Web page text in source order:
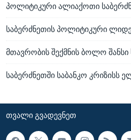
პოლიტიკური ალიაქოთი
საბერძნეთის პოლიტიკური
მთავრობის შექმნის ბოლო შანსი
საბერძნეთში საბანკო კრიზისს
ᲗᲕᲐᲚᲘ ᲒᲕᲐᲓᲔᲕᲜᲔᲗ